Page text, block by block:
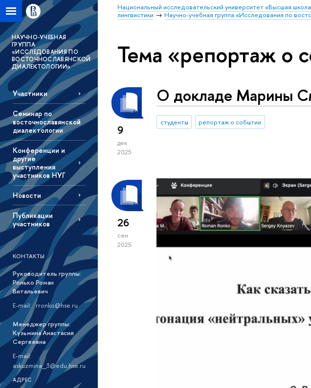
Национальный исследовательский университет «Высшая
лингвистики
Научно-учебная группа «Исследования по
НАУЧНО-УЧЕБНАЯ
ГРУППА
«ИССЛЕДОВАНИЯ ПО
ВОСТОЧНОСЛАВЯНСКОЙ
ДИАЛЕКТОЛОГИИ»
Участники
Семинар по
восточнославянской
диалектологии
Конференции и
другие
выступления
участников НУГ
Новости
Публикации
участников
КОНТАКТЫ
Руководитель группы:
Ронько Роман
Витальевич
E-mail: rronko@hse.ru
Менеджер группы:
Кузьмина Анастасия
Сергеевна
E-mail:
askuzmina_3@edu.hse.ru
АДРЕС
Тема «репортаж о
9
дек
2025
О докладе Марины
студенты репортаж о событии
26
сен
2025